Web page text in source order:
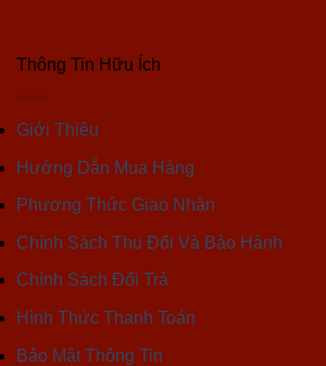
Thông Tin Hữu Ích
Giới Thiệu
Hướng Dẫn Mua Hàng
Phương Thức Giao Nhận
Chính Sách Thu Đổi Và Bảo Hành
Chính Sách Đổi Trả
Hình Thức Thanh Toán
Bảo Mật Thông Tin